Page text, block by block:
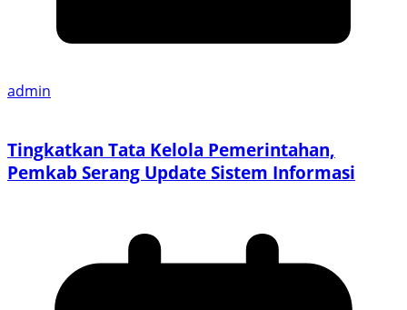
admin
Tingkatkan Tata Kelola Pemerintahan,
Pemkab Serang Update Sistem Informasi